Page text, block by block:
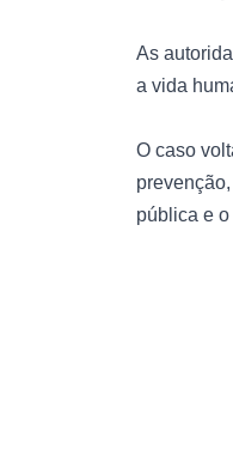
As
a vida
O caso
pública e